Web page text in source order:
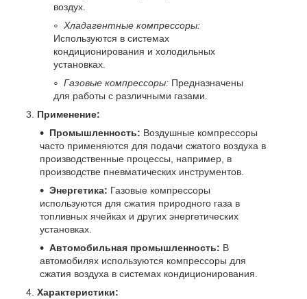
воздух.
Хладагентные компрессоры:
Используются в системах
кондиционирования и холодильных
установках.
Газовые компрессоры: Предназначены
для работы с различными газами.
Применение:
Промышленность: Воздушные компрессоры
часто применяются для подачи сжатого воздуха в
производственные процессы, например, в
производстве пневматических инструментов.
Энергетика: Газовые компрессоры
используются для сжатия природного газа в
топливных ячейках и других энергетических
установках.
Автомобильная промышленность: В
автомобилях используются компрессоры для
сжатия воздуха в системах кондиционирования.
Характеристики: